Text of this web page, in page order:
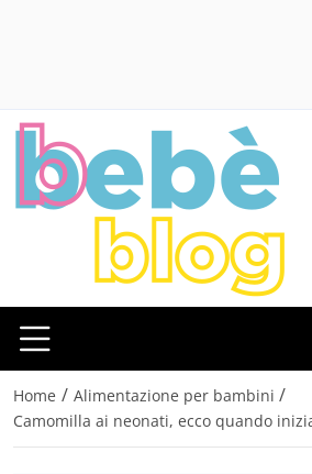
Home / Alimentazione per bambini /
Camomilla ai neonati, ecco quando